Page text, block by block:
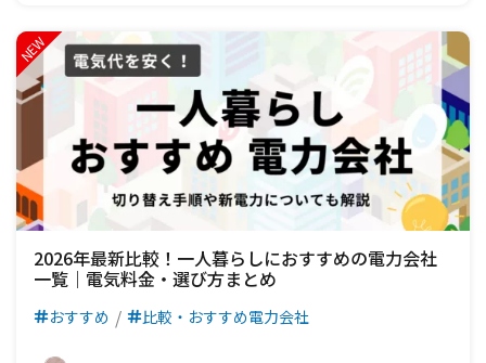
2026年最新比較！一人暮らしにおすすめの電力会社
一覧｜電気料金・選び方まとめ
おすすめ 比較・おすすめ電力会社